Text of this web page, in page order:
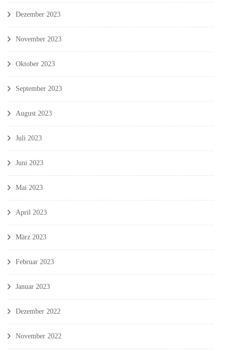
Dezember 2023
November 2023
Oktober 2023
September 2023
August 2023
Juli 2023
Juni 2023
Mai 2023
April 2023
März 2023
Februar 2023
Januar 2023
Dezember 2022
November 2022